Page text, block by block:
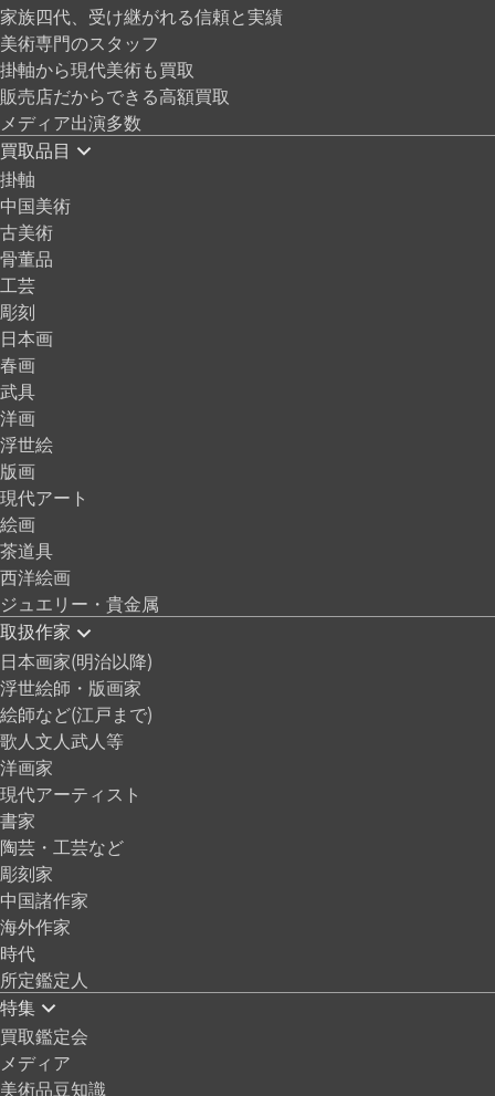
家族四代、受け継がれる信頼と実績
美術専門のスタッフ
掛軸から現代美術も買取
販売店だからできる高額買取
メディア出演多数
買取品目
掛軸
中国美術
古美術
骨董品
工芸
彫刻
日本画
春画
武具
洋画
浮世絵
版画
現代アート
絵画
茶道具
西洋絵画
ジュエリー・貴金属
取扱作家
日本画家(明治以降)
浮世絵師・版画家
絵師など(江戸まで)
歌人文人武人等
洋画家
現代アーティスト
書家
陶芸・工芸など
彫刻家
中国諸作家
海外作家
時代
所定鑑定人
特集
買取鑑定会
メディア
美術品豆知識